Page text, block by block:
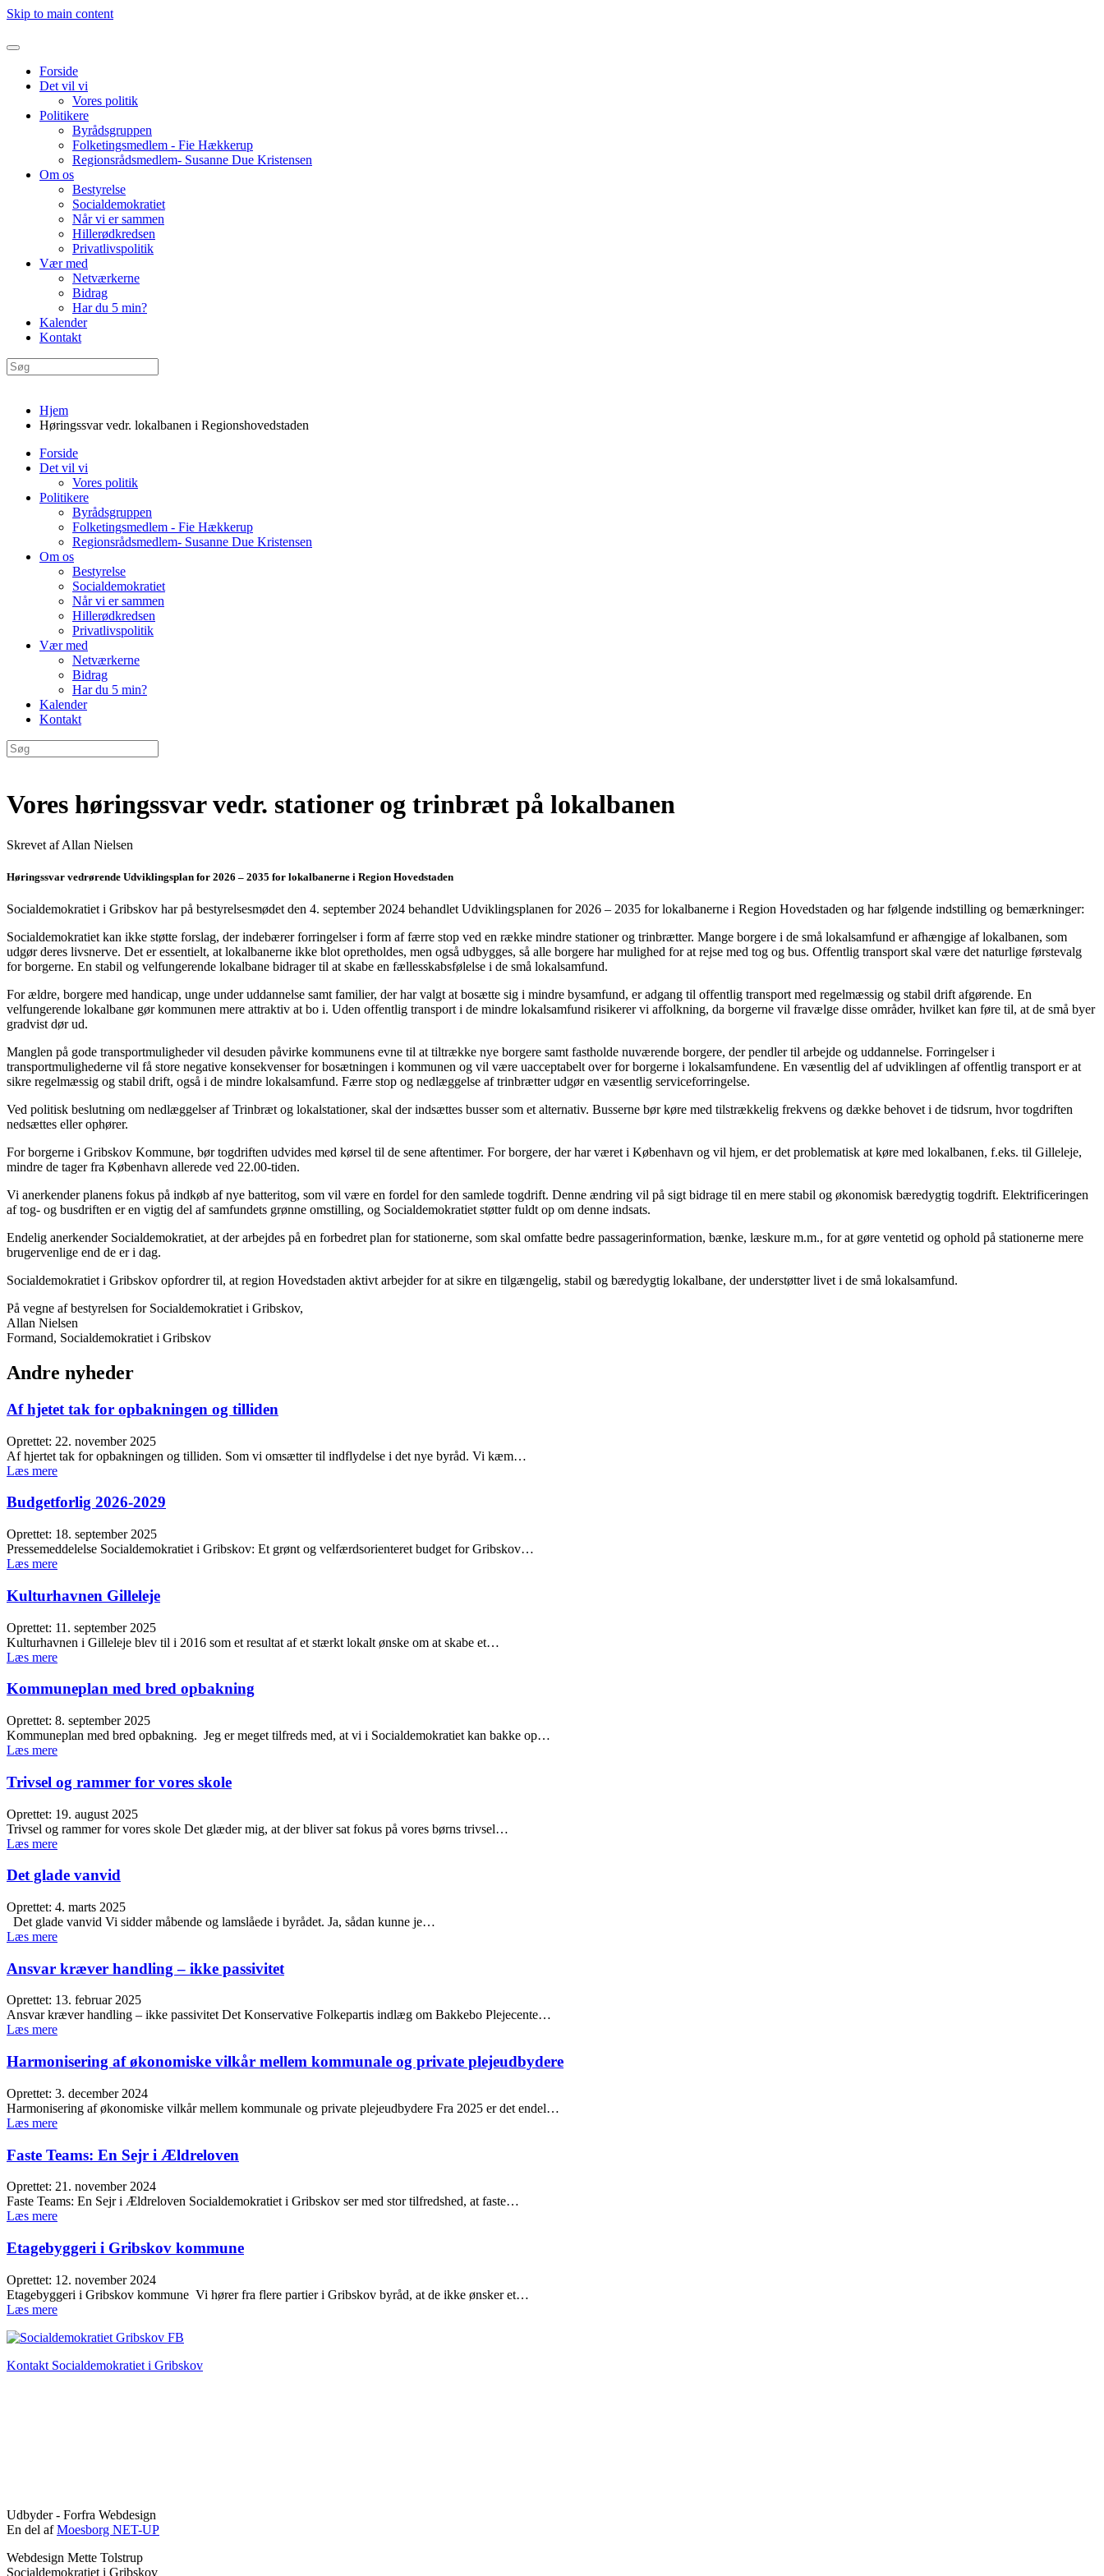
Skip to main content
Forside
Det vil vi
Vores politik
Politikere
Byrådsgruppen
Folketingsmedlem - Fie Hækkerup
Regionsrådsmedlem- Susanne Due Kristensen
Om os
Bestyrelse
Socialdemokratiet
Når vi er sammen
Hillerødkredsen
Privatlivspolitik
Vær med
Netværkerne
Bidrag
Har du 5 min?
Kalender
Kontakt
Hjem
Høringssvar vedr. lokalbanen i Regionshovedstaden
Forside
Det vil vi
Vores politik
Politikere
Byrådsgruppen
Folketingsmedlem - Fie Hækkerup
Regionsrådsmedlem- Susanne Due Kristensen
Om os
Bestyrelse
Socialdemokratiet
Når vi er sammen
Hillerødkredsen
Privatlivspolitik
Vær med
Netværkerne
Bidrag
Har du 5 min?
Kalender
Kontakt
Vores høringssvar vedr. stationer og trinbræt på lokalbanen
Skrevet af Allan Nielsen
Høringssvar vedrørende Udviklingsplan for 2026 – 2035 for lokalbanerne i Region Hovedstaden
Socialdemokratiet i Gribskov har på bestyrelsesmødet den 4. september 2024 behandlet Udviklingsplanen for 2026 – 2035 for lokalbanerne i Region Hovedstaden og har følgende indstilling og bemærkninger:
Socialdemokratiet kan ikke støtte forslag, der indebærer forringelser i form af færre stop ved en række mindre stationer og trinbrætter. Mange borgere i de små lokalsamfund er afhængige af lokalbanen, som
udgør deres livsnerve. Det er essentielt, at lokalbanerne ikke blot opretholdes, men også udbygges, så alle borgere har mulighed for at rejse med tog og bus. Offentlig transport skal være det naturlige førstevalg
for borgerne. En stabil og velfungerende lokalbane bidrager til at skabe en fællesskabsfølelse i de små lokalsamfund.
For ældre, borgere med handicap, unge under uddannelse samt familier, der har valgt at bosætte sig i mindre bysamfund, er adgang til offentlig transport med regelmæssig og stabil drift afgørende. En
velfungerende lokalbane gør kommunen mere attraktiv at bo i. Uden offentlig transport i de mindre lokalsamfund risikerer vi affolkning, da borgerne vil fravælge disse områder, hvilket kan føre til, at de små byer
gradvist dør ud.
Manglen på gode transportmuligheder vil desuden påvirke kommunens evne til at tiltrække nye borgere samt fastholde nuværende borgere, der pendler til arbejde og uddannelse. Forringelser i
transportmulighederne vil få store negative konsekvenser for bosætningen i kommunen og vil være uacceptabelt over for borgerne i lokalsamfundene. En væsentlig del af udviklingen af offentlig transport er at
sikre regelmæssig og stabil drift, også i de mindre lokalsamfund. Færre stop og nedlæggelse af trinbrætter udgør en væsentlig serviceforringelse.
Ved politisk beslutning om nedlæggelser af Trinbræt og lokalstationer, skal der indsættes busser som et alternativ. Busserne bør køre med tilstrækkelig frekvens og dække behovet i de tidsrum, hvor togdriften
nedsættes eller ophører.
For borgerne i Gribskov Kommune, bør togdriften udvides med kørsel til de sene aftentimer. For borgere, der har været i København og vil hjem, er det problematisk at køre med lokalbanen, f.eks. til Gilleleje,
mindre de tager fra København allerede ved 22.00-tiden.
Vi anerkender planens fokus på indkøb af nye batteritog, som vil være en fordel for den samlede togdrift. Denne ændring vil på sigt bidrage til en mere stabil og økonomisk bæredygtig togdrift. Elektrificeringen
af tog- og busdriften er en vigtig del af samfundets grønne omstilling, og Socialdemokratiet støtter fuldt op om denne indsats.
Endelig anerkender Socialdemokratiet, at der arbejdes på en forbedret plan for stationerne, som skal omfatte bedre passagerinformation, bænke, læskure m.m., for at gøre ventetid og ophold på stationerne mere
brugervenlige end de er i dag.
Socialdemokratiet i Gribskov opfordrer til, at region Hovedstaden aktivt arbejder for at sikre en tilgængelig, stabil og bæredygtig lokalbane, der understøtter livet i de små lokalsamfund.
På vegne af bestyrelsen for Socialdemokratiet i Gribskov,
Allan Nielsen
Formand, Socialdemokratiet i Gribskov
Andre nyheder
Af hjetet tak for opbakningen og tilliden
Oprettet: 22. november 2025
Af hjertet tak for opbakningen og tilliden. Som vi omsætter til indflydelse i det nye byråd. Vi kæm…
Læs mere
Budgetforlig 2026-2029
Oprettet: 18. september 2025
Pressemeddelelse Socialdemokratiet i Gribskov: Et grønt og velfærdsorienteret budget for Gribskov…
Læs mere
Kulturhavnen Gilleleje
Oprettet: 11. september 2025
Kulturhavnen i Gilleleje blev til i 2016 som et resultat af et stærkt lokalt ønske om at skabe et…
Læs mere
Kommuneplan med bred opbakning
Oprettet: 8. september 2025
Kommuneplan med bred opbakning. Jeg er meget tilfreds med, at vi i Socialdemokratiet kan bakke op…
Læs mere
Trivsel og rammer for vores skole
Oprettet: 19. august 2025
Trivsel og rammer for vores skole Det glæder mig, at der bliver sat fokus på vores børns trivsel…
Læs mere
Det glade vanvid
Oprettet: 4. marts 2025
Det glade vanvid Vi sidder måbende og lamslåede i byrådet. Ja, sådan kunne je…
Læs mere
Ansvar kræver handling – ikke passivitet
Oprettet: 13. februar 2025
Ansvar kræver handling – ikke passivitet Det Konservative Folkepartis indlæg om Bakkebo Plejecente…
Læs mere
Harmonisering af økonomiske vilkår mellem kommunale og private plejeudbydere
Oprettet: 3. december 2024
Harmonisering af økonomiske vilkår mellem kommunale og private plejeudbydere Fra 2025 er det endel…
Læs mere
Faste Teams: En Sejr i Ældreloven
Oprettet: 21. november 2024
Faste Teams: En Sejr i Ældreloven Socialdemokratiet i Gribskov ser med stor tilfredshed, at faste…
Læs mere
Etagebyggeri i Gribskov kommune
Oprettet: 12. november 2024
Etagebyggeri i Gribskov kommune Vi hører fra flere partier i Gribskov byråd, at de ikke ønsker et…
Læs mere
Kontakt Socialdemokratiet i Gribskov
Udbyder - Forfra Webdesign
En del afMoesborg NET-UP
Webdesign Mette Tolstrup
Socialdemokratiet i Gribskov